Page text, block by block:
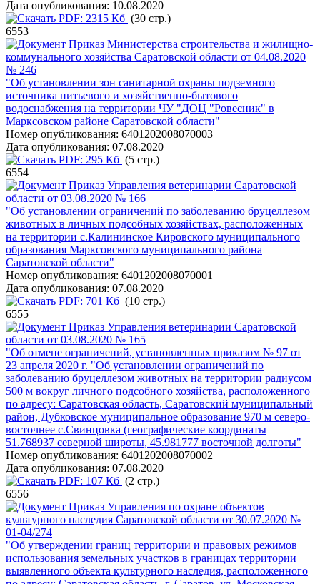
Дата опубликования: 10.08.2020
PDF: 2315 Кб (30 стр.)
6553
Приказ Министерства строительства и жилищно-
коммунального хозяйства Саратовской области от 04.08.2020
№ 246
"Об установлении зон санитарной охраны подземного
источника питьевого и хозяйственно-бытового
водоснабжения на территории ЧУ "ДОЦ "Ровесник" в
Марксовском районе Саратовской области"
Номер опубликования: 6401202008070003
Дата опубликования: 07.08.2020
PDF: 295 Кб (5 стр.)
6554
Приказ Управления ветеринарии Саратовской
области от 03.08.2020 № 166
"Об установлении ограничений по заболеванию бруцеллезом
животных в личных подсобных хозяйствах, расположенных
на территории с.Калининское Кировского муниципального
образования Марксовского муниципального района
Саратовской области"
Номер опубликования: 6401202008070001
Дата опубликования: 07.08.2020
PDF: 701 Кб (10 стр.)
6555
Приказ Управления ветеринарии Саратовской
области от 03.08.2020 № 165
"Об отмене ограничений, установленных приказом № 97 от
23 апреля 2020 г. "Об установлении ограничений по
заболеванию бруцеллезом животных на территории радиусом
500 м вокруг личного подсобного хозяйства, расположенного
по адресу: Саратовская область, Саратовский муниципальный
район, Дубковское муниципальное образование 970 м северо-
восточнее с.Свинцовка (географические координаты
51.768937 северной широты, 45.981777 восточной долготы"
Номер опубликования: 6401202008070002
Дата опубликования: 07.08.2020
PDF: 107 Кб (2 стр.)
6556
Приказ Управления по охране объектов
культурного наследия Саратовской области от 30.07.2020 №
01-04/274
"Об утверждении границ территории и правовых режимов
использования земельных участков в границах территории
выявленного объекта культурного наследия, расположенного